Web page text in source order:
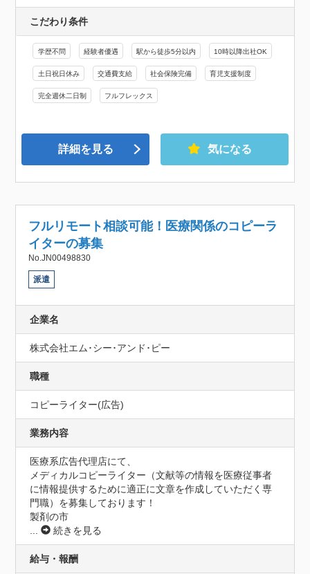
こだわり条件
学歴不問 経験者優遇 駅から徒歩5分以内 10時以降出社OK
土日祝日休み 交通費支給 社会保険完備 育児支援制度
完全週休二日制 フルフレックス
詳細を見る 気になる
フルリモート相談可能！医療関係のコピーラ
イターの募集
No.JN00498830
派遣
企業名
株式会社エム･シー･アンド･ピー
職種
コピーライター(広告)
業務内容
医療系広告代理店にて、
メディカルコピーライター（文献等の情報を医療従事者
に情報提供するために適正に文章を作成していただく専
門職）を募集しております！
製剤の市
...
続きを見る
給与・報酬